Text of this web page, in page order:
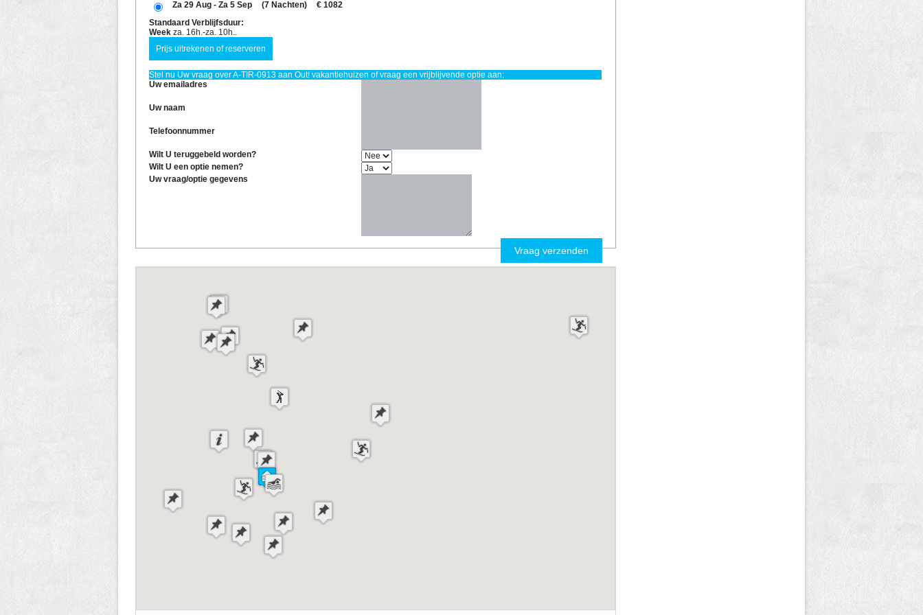
Za 29 Aug - Za 5 Sep
(7 Nachten)
€ 1082
Standaard Verblijfsduur:
Week za. 16h.-za. 10h..
Stel nu Uw vraag over A-TIR-0913 aan Out! vakantiehuizen of vraag een vrijblijvende optie aan:
Uw emailadres
Uw naam
Telefoonnummer
Wilt U teruggebeld worden?
Wilt U een optie nemen?
Uw vraag/optie gegevens